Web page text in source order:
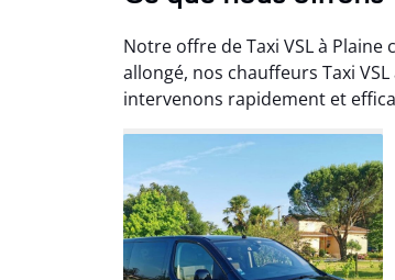
Notre offre de Taxi VSL à
allongé, nos chauffeurs Taxi
intervenons rapidement et